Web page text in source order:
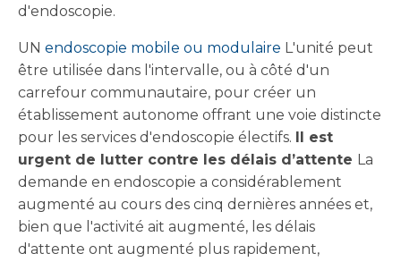
d'endoscopie.
UN endoscopie mobile ou modulaire L'unité peut
être utilisée dans l'intervalle, ou à côté d'un
carrefour communautaire, pour créer un
établissement autonome offrant une voie distincte
pour les services d'endoscopie électifs. Il est
urgent de lutter contre les délais d’attente La
demande en endoscopie a considérablement
augmenté au cours des cinq dernières années et,
bien que l'activité ait augmenté, les délais
d'attente ont augmenté plus rapidement,